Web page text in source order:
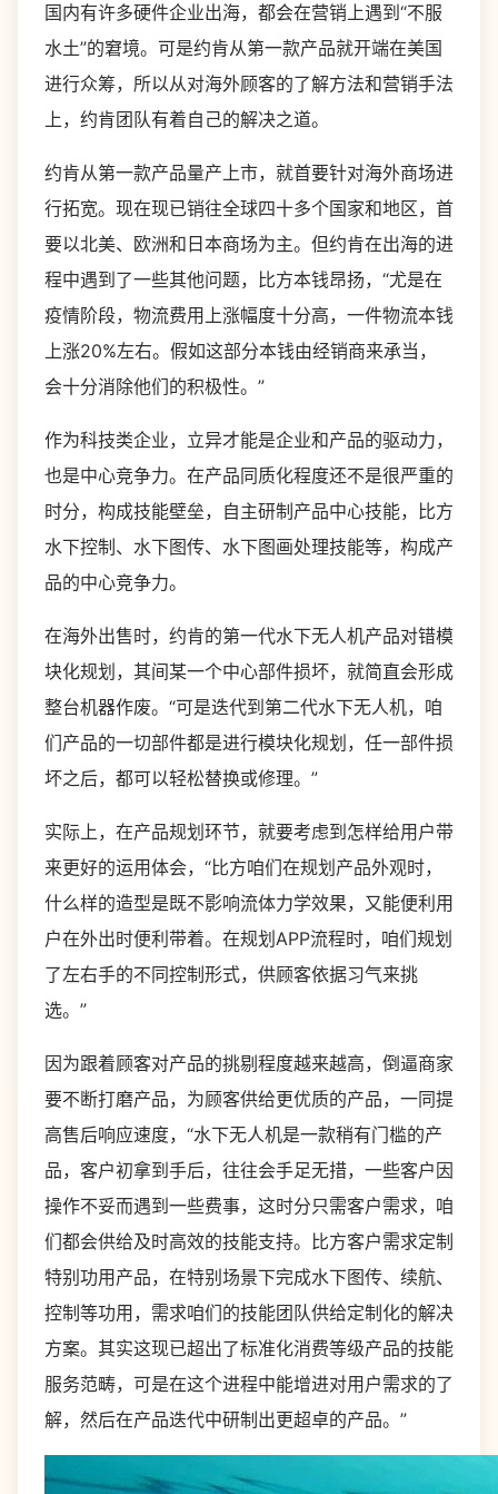
国内有许多硬件企业出海，都会在营销上遇到“不服
水土”的窘境。可是约肯从第一款产品就开端在美国
进行众筹，所以从对海外顾客的了解方法和营销手法
上，约肯团队有着自己的解决之道。
约肯从第一款产品量产上市，就首要针对海外商场进
行拓宽。现在现已销往全球四十多个国家和地区，首
要以北美、欧洲和日本商场为主。但约肯在出海的进
程中遇到了一些其他问题，比方本钱昂扬，“尤是在
疫情阶段，物流费用上涨幅度十分高，一件物流本钱
上涨20%左右。假如这部分本钱由经销商来承当，
会十分消除他们的积极性。”
作为科技类企业，立异才能是企业和产品的驱动力，
也是中心竞争力。在产品同质化程度还不是很严重的
时分，构成技能壁垒，自主研制产品中心技能，比方
水下控制、水下图传、水下图画处理技能等，构成产
品的中心竞争力。
在海外出售时，约肯的第一代水下无人机产品对错模
块化规划，其间某一个中心部件损坏，就简直会形成
整台机器作废。“可是迭代到第二代水下无人机，咱
们产品的一切部件都是进行模块化规划，任一部件损
坏之后，都可以轻松替换或修理。”
实际上，在产品规划环节，就要考虑到怎样给用户带
来更好的运用体会，“比方咱们在规划产品外观时，
什么样的造型是既不影响流体力学效果，又能便利用
户在外出时便利带着。在规划APP流程时，咱们规划
了左右手的不同控制形式，供顾客依据习气来挑
选。”
因为跟着顾客对产品的挑剔程度越来越高，倒逼商家
要不断打磨产品，为顾客供给更优质的产品，一同提
高售后响应速度，“水下无人机是一款稍有门槛的产
品，客户初拿到手后，往往会手足无措，一些客户因
操作不妥而遇到一些费事，这时分只需客户需求，咱
们都会供给及时高效的技能支持。比方客户需求定制
特别功用产品，在特别场景下完成水下图传、续航、
控制等功用，需求咱们的技能团队供给定制化的解决
方案。其实这现已超出了标准化消费等级产品的技能
服务范畴，可是在这个进程中能增进对用户需求的了
解，然后在产品迭代中研制出更超卓的产品。”